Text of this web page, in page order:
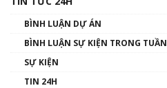
BÌNH LUẬN DỰ ÁN
BÌNH LUẬN SỰ KIỆN TRONG TUẦN
SỰ KIỆN
TIN 24H